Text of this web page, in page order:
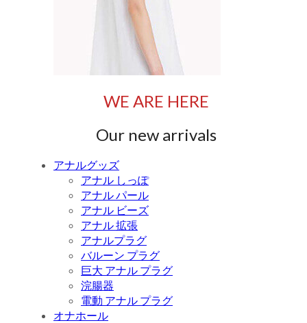
WE ARE HERE
Our new arrivals
アナルグッズ
アナル しっぽ
アナル パール
アナル ビーズ
アナル 拡張
アナルプラグ
バルーン プラグ
巨大 アナル プラグ
浣腸器
電動 アナル プラグ
オナホール